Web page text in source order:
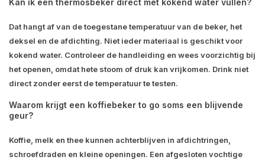
Kan ik een thermosbeker direct met kokend water vullen?
Dat hangt af van de toegestane temperatuur van de beker, het
deksel en de afdichting. Niet ieder materiaal is geschikt voor
kokend water. Controleer de handleiding en wees voorzichtig bij
het openen, omdat hete stoom of druk kan vrijkomen. Drink niet
direct zonder eerst de temperatuur te testen.
Waarom krijgt een koffiebeker to go soms een blijvende
geur?
Koffie, melk en thee kunnen achterblijven in afdichtringen,
schroefdraden en kleine openingen. Een afgesloten vochtige